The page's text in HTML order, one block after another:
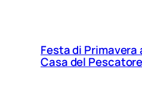
Festa di Primavera
Casa del Pescatore